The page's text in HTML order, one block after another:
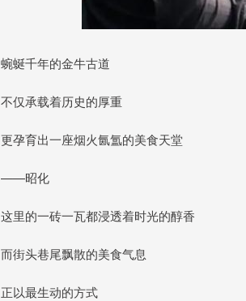
蜿蜒千年的金牛古道
不仅承载着历史的厚重
更孕育出一座烟火氤氲的美食天堂
——昭化
这里的一砖一瓦都浸透着时光的醇香
而街头巷尾飘散的美食气息
正以最生动的方式